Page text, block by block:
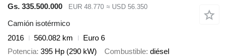
Gs. 335.500.000
EUR 48.770 ≈ USD 56.350
Camión isotérmico
2016
560.082 km
Euro 6
Potencia 395 Hp (290 kW) Combustible diésel